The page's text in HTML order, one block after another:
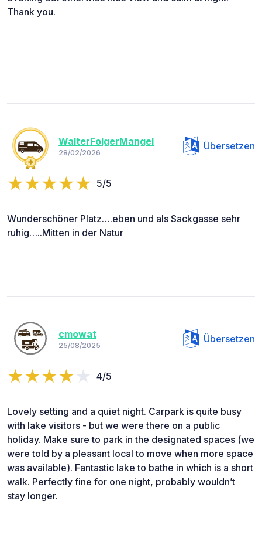
Thank you.
WalterFolgerMangel
28/02/2026
Übersetzen
5/5
Wunderschöner Platz….eben und als Sackgasse sehr
ruhig…..Mitten in der Natur
cmowat
25/08/2025
Übersetzen
4/5
Lovely setting and a quiet night. Carpark is quite busy
with lake visitors - but we were there on a public
holiday. Make sure to park in the designated spaces (we
were told by a pleasant local to move when more space
was available). Fantastic lake to bathe in which is a short
walk. Perfectly fine for one night, probably wouldn’t
stay longer.